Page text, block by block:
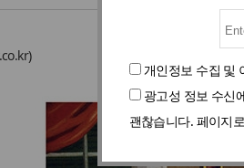
개인정보 수집 및
광고성 정보 수신
괜찮습니다. 페이지
)